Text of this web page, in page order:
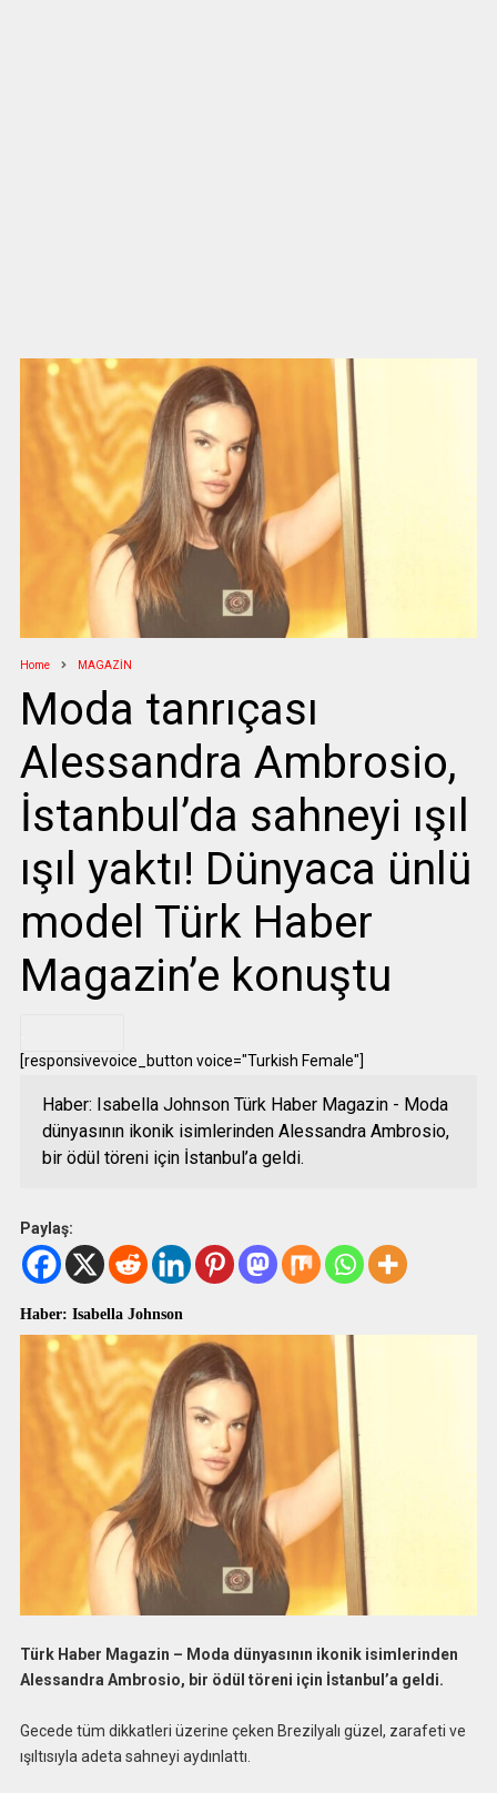
Home MAGAZİN
Moda tanrıçası
Alessandra Ambrosio,
İstanbul’da sahneyi ışıl
ışıl yaktı! Dünyaca ünlü
model Türk Haber
Magazin’e konuştu
[responsivevoice_button voice="Turkish Female"]
Haber: Isabella Johnson Türk Haber Magazin - Moda
dünyasının ikonik isimlerinden Alessandra Ambrosio,
bir ödül töreni için İstanbul’a geldi.
Paylaş:
Haber: Isabella Johnson
Türk Haber Magazin – Moda dünyasının ikonik isimlerinden
Alessandra Ambrosio, bir ödül töreni için İstanbul’a geldi.
Gecede tüm dikkatleri üzerine çeken Brezilyalı güzel, zarafeti ve
ışıltısıyla adeta sahneyi aydınlattı.